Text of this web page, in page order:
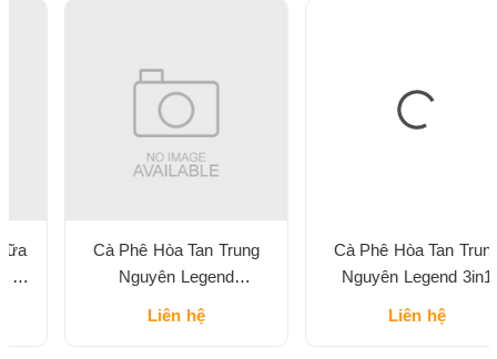
Cà Phê Hòa Tan Trung
Nguyên Legend
Liên hệ
Cà Phê Hòa Tan Trung
Nguyên Legend 3in1
Liên hệ